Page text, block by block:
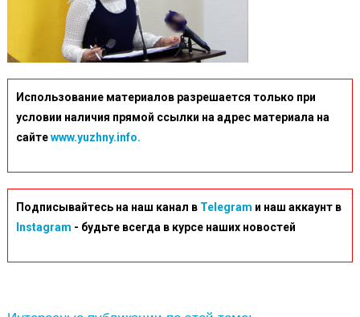
Использование материалов разрешается только при
условии наличия прямой ссылки на адрес материала на
сайтеwww.yuzhny.info.
Подписывайтесь на наш канал в Telegram и наш аккаунт в
Instagram - будьте всегда в курсе наших новостей